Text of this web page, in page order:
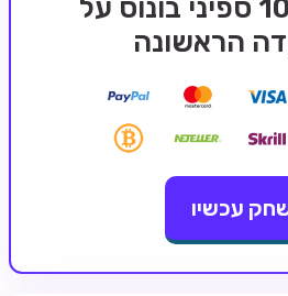
300€ + 100 ספיני בונוס על
הראשונה
עכשיו